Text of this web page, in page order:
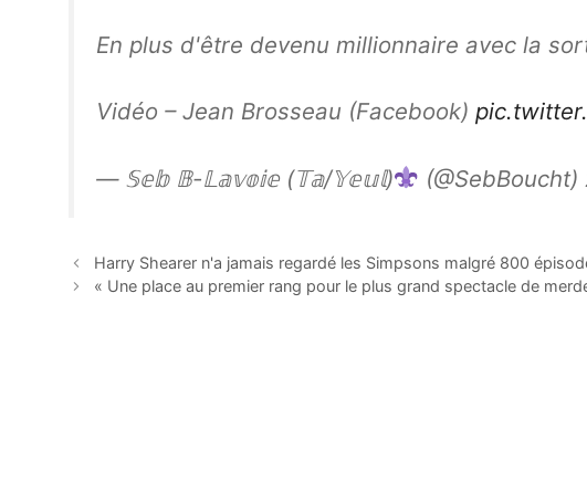
En plus d'être devenu millionnaire avec la
Vidéo – Jean Brosseau (Facebook)
— 𝕊𝕖𝕓 𝔹-𝕃𝕒𝕧𝕠𝕚𝕖 (𝕋𝕒/𝕐𝕖𝕦𝕝)
Harry Shearer n'a jamais regardé les Simpsons malgré 800
« Une place au premier rang pour le plus grand spectacle de